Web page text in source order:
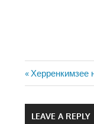
по
Previous
Post:
Херренкимзее
LEAVE A REPLY